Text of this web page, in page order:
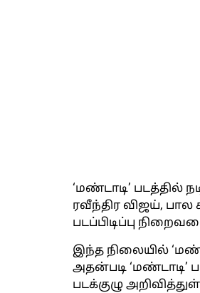
‘மண்டாடி’ படத்தில்
ரவீந்திர விஜய்,
படப்பிடிப்பு
இந்த நிலையில்
அதன்படி ‘மண்டாடி’
படக்குழு